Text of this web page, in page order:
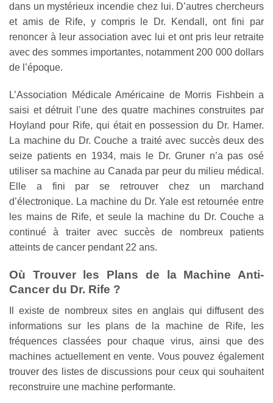
dans un mystérieux incendie chez lui. D’autres chercheurs
et amis de Rife, y compris le Dr. Kendall, ont fini par
renoncer à leur association avec lui et ont pris leur retraite
avec des sommes importantes, notamment 200 000 dollars
de l’époque.
L’Association Médicale Américaine de Morris Fishbein a
saisi et détruit l’une des quatre machines construites par
Hoyland pour Rife, qui était en possession du Dr. Hamer.
La machine du Dr. Couche a traité avec succès deux des
seize patients en 1934, mais le Dr. Gruner n’a pas osé
utiliser sa machine au Canada par peur du milieu médical.
Elle a fini par se retrouver chez un marchand
d’électronique. La machine du Dr. Yale est retournée entre
les mains de Rife, et seule la machine du Dr. Couche a
continué à traiter avec succès de nombreux patients
atteints de cancer pendant 22 ans.
Où Trouver les Plans de la Machine Anti-
Cancer du Dr. Rife ?
Il existe de nombreux sites en anglais qui diffusent des
informations sur les plans de la machine de Rife, les
fréquences classées pour chaque virus, ainsi que des
machines actuellement en vente. Vous pouvez également
trouver des listes de discussions pour ceux qui souhaitent
reconstruire une machine performante.